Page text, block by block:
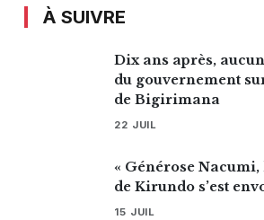
À SUIVRE
Dix ans après,
du gouvernement
de Bigirimana
22 JUIL
« Générose
de Kirundo s’est
15 JUIL